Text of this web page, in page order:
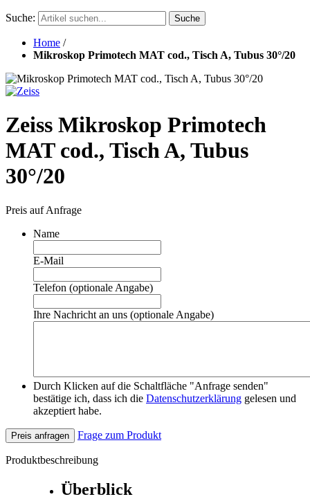
Suche: Suche
Home /
Mikroskop Primotech MAT cod., Tisch A, Tubus 30°/20
Zeiss Mikroskop Primotech
MAT cod., Tisch A, Tubus
30°/20
Preis auf Anfrage
Name
E-Mail
Telefon (optionale Angabe)
Ihre Nachricht an uns (optionale Angabe)
Durch Klicken auf die Schaltfläche "Anfrage senden"
bestätige ich, dass ich die Datenschutzerklärung gelesen und
akzeptiert habe.
Preis anfragen Frage zum Produkt
Produktbeschreibung
Überblick